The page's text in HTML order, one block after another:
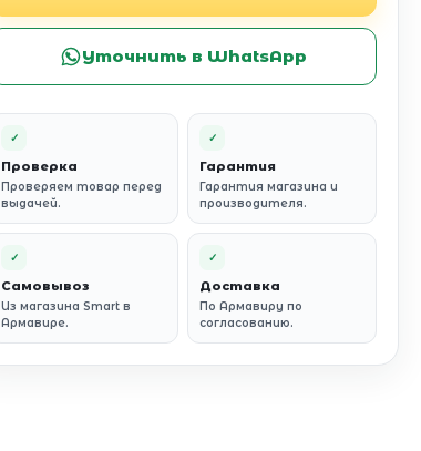
Уточнить в WhatsApp
✓
Проверка
Проверяем товар перед
выдачей.
✓
Гарантия
Гарантия магазина и
производителя.
✓
Самовывоз
Из магазина Smart в
Армавире.
✓
Доставка
По Армавиру по
согласованию.